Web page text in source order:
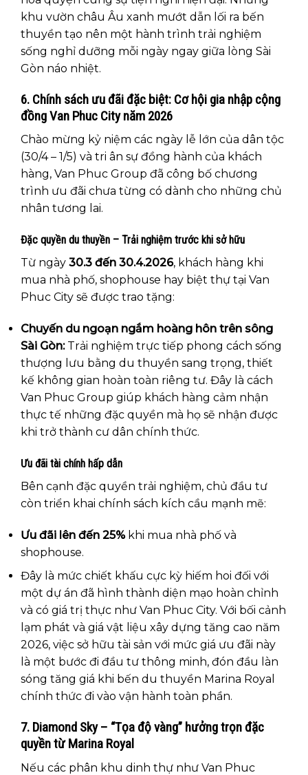
khu vườn châu Âu xanh mướt dẫn lối ra bến
thuyền tạo nên một hành trình trải nghiệm
sống nghỉ dưỡng mỗi ngày ngay giữa lòng Sài
Gòn náo nhiệt.
6. Chính sách ưu đãi đặc biệt: Cơ hội gia nhập cộng
đồng Van Phuc City năm 2026
Chào mừng kỷ niệm các ngày lễ lớn của dân tộc
(30/4 – 1/5) và tri ân sự đồng hành của khách
hàng, Van Phuc Group đã công bố chương
trình ưu đãi chưa từng có dành cho những chủ
nhân tương lai.
Đặc quyền du thuyền – Trải nghiệm trước khi sở hữu
Từ ngày 30.3 đến 30.4.2026, khách hàng khi
mua nhà phố, shophouse hay biệt thự tại Van
Phuc City sẽ được trao tặng:
Chuyến du ngoạn ngắm hoàng hôn trên sông
Sài Gòn:Trải nghiệm trực tiếp phong cách sống
thượng lưu bằng du thuyền sang trọng, thiết
kế không gian hoàn toàn riêng tư. Đây là cách
Van Phuc Group giúp khách hàng cảm nhận
thực tế những đặc quyền mà họ sẽ nhận được
khi trở thành cư dân chính thức.
Ưu đãi tài chính hấp dẫn
Bên cạnh đặc quyền trải nghiệm, chủ đầu tư
còn triển khai chính sách kích cầu mạnh mẽ:
Ưu đãi lên đến 25%khi mua nhà phố và
shophouse.
Đây là mức chiết khấu cực kỳ hiếm hoi đối với
một dự án đã hình thành diện mạo hoàn chỉnh
và có giá trị thực như Van Phuc City. Với bối cảnh
lạm phát và giá vật liệu xây dựng tăng cao năm
2026, việc sở hữu tài sản với mức giá ưu đãi này
là một bước đi đầu tư thông minh, đón đầu làn
sóng tăng giá khi bến du thuyền Marina Royal
chính thức đi vào vận hành toàn phần.
7. Diamond Sky – “Tọa độ vàng” hưởng trọn đặc
quyền từ Marina Royal
Nếu các phân khu dinh thự như Van Phuc